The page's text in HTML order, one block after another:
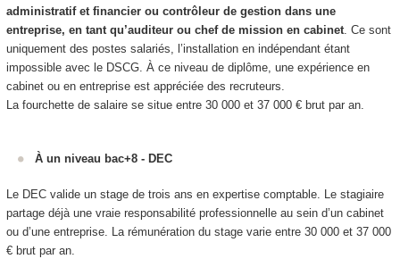
administratif et financier ou contrôleur de gestion dans une
entreprise, en tant qu’auditeur ou chef de mission en cabinet. Ce sont
uniquement des postes salariés, l’installation en indépendant étant
impossible avec le DSCG. À ce niveau de diplôme, une expérience en
cabinet ou en entreprise est appréciée des recruteurs.
La fourchette de salaire se situe entre 30 000 et 37 000 € brut par an.
À un niveau bac+8 - DEC
Le DEC valide un stage de trois ans en expertise comptable. Le stagiaire
partage déjà une vraie responsabilité professionnelle au sein d’un cabinet
ou d’une entreprise. La rémunération du stage varie entre 30 000 et 37 000
€ brut par an.